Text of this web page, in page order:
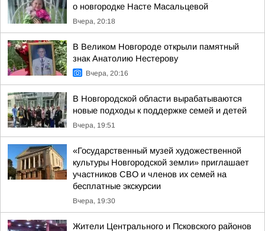
о новгородке Насте Масальцевой
Вчера, 20:18
В Великом Новгороде открыли памятный
знак Анатолию Нестерову
Вчера, 20:16
В Новгородской области вырабатываются
новые подходы к поддержке семей и детей
Вчера, 19:51
«Государственный музей художественной
культуры Новгородской земли» приглашает
участников СВО и членов их семей на
бесплатные экскурсии
Вчера, 19:30
Жители Центрального и Псковского районов